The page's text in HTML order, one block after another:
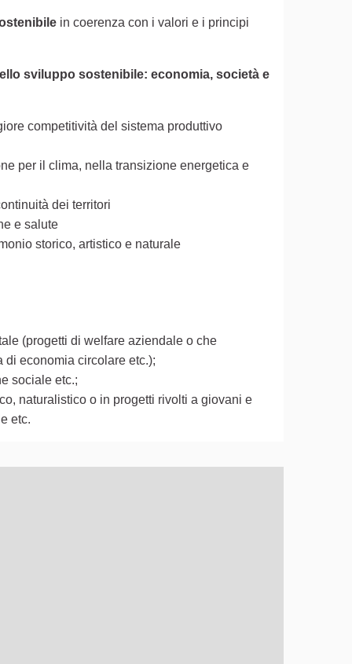
in coerenza con i valori e i principi
sviluppo sostenibile: economia, società e
competitività del sistema produttivo
per il clima, nella transizione energetica e
dei territori
e salute
storico, artistico e naturale
(progetti di welfare aziendale o che
economia circolare etc.);
sociale etc.;
naturalistico o in progetti rivolti a giovani e
etc.
essere utilizzato con un lettore di schermo, ma può